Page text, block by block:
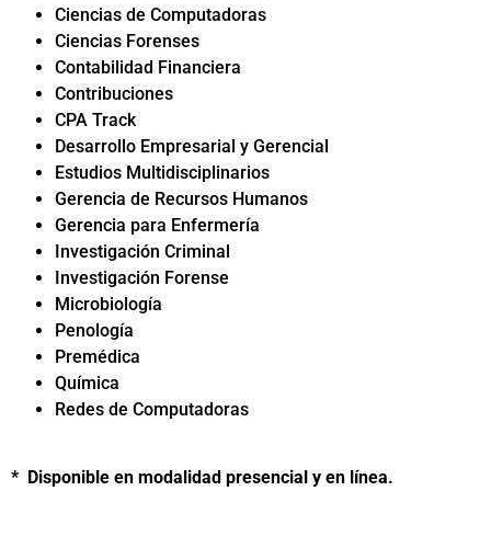
Ciencias de Computadoras
Ciencias Forenses
Contabilidad Financiera
Contribuciones
CPA Track
Desarrollo Empresarial y Gerencial
Estudios Multidisciplinarios
Gerencia de Recursos Humanos
Gerencia para Enfermería
Investigación Criminal
Investigación Forense
Microbiología
Penología
Premédica
Química
Redes de Computadoras
* Disponible en modalidad presencial y en línea.